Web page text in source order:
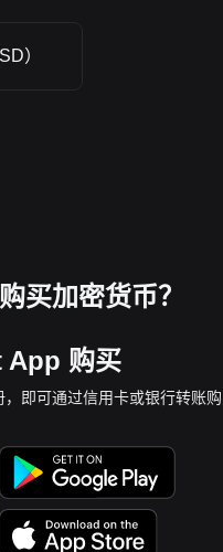
）
买加密货币？
App 购买
即可通过信用卡或银行转账购